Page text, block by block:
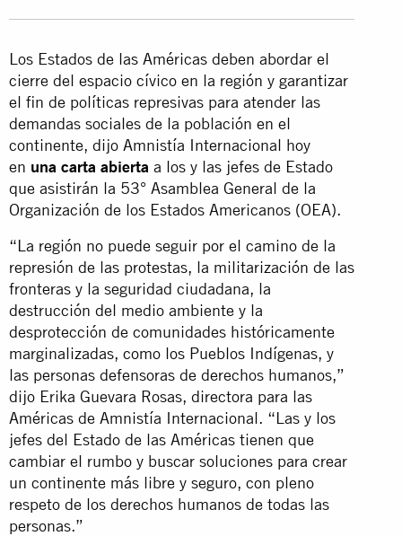
Los Estados de las Américas deben abordar el
cierre del espacio cívico en la región y garantizar
el fin de políticas represivas para atender las
demandas sociales de la población en el
continente, dijo Amnistía Internacional hoy
en una carta abierta a los y las jefes de Estado
que asistirán la 53° Asamblea General de la
Organización de los Estados Americanos (OEA).
“La región no puede seguir por el camino de la
represión de las protestas, la militarización de las
fronteras y la seguridad ciudadana, la
destrucción del medio ambiente y la
desprotección de comunidades históricamente
marginalizadas, como los Pueblos Indígenas, y
las personas defensoras de derechos humanos,”
dijo Erika Guevara Rosas, directora para las
Américas de Amnistía Internacional. “Las y los
jefes del Estado de las Américas tienen que
cambiar el rumbo y buscar soluciones para crear
un continente más libre y seguro, con pleno
respeto de los derechos humanos de todas las
personas.”